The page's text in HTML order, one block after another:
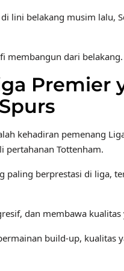
lini belakang musim lalu,
membangun dari belakang.
Premier
kehadiran pemenang
pertahanan Tottenham.
berprestasi di liga,
dan membawa
build-up, kualitas